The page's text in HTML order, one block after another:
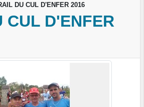
DU CUL D'ENFER 2016
CUL D'ENFER